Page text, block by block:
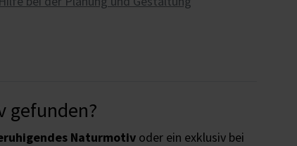
gefunden?
Naturmotiv oder ein exklusiv bei